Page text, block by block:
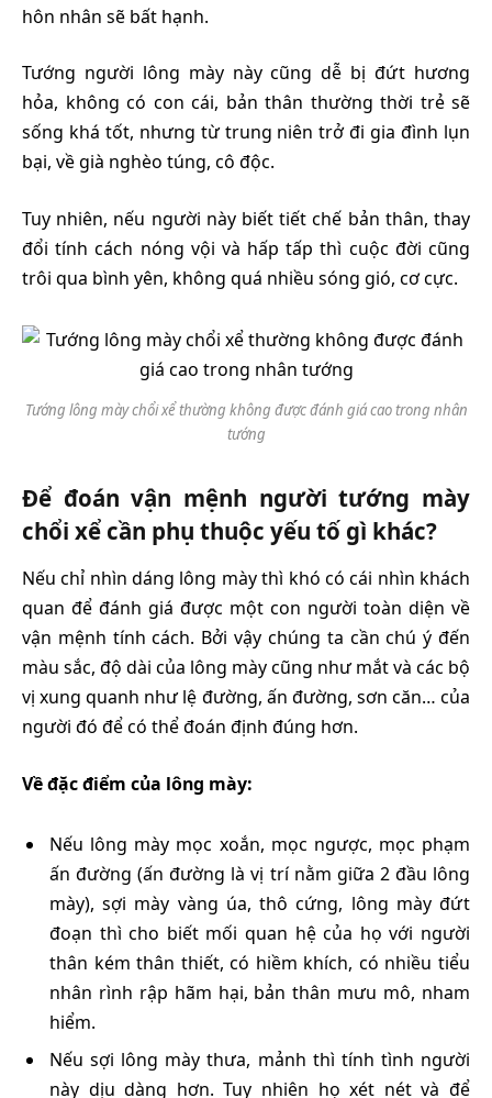
hôn nhân sẽ bất hạnh.
Tướng người lông mày này cũng dễ bị đứt hương
hỏa, không có con cái, bản thân thường thời trẻ sẽ
sống khá tốt, nhưng từ trung niên trở đi gia đình lụn
bại, về già nghèo túng, cô độc.
Tuy nhiên, nếu người này biết tiết chế bản thân, thay
đổi tính cách nóng vội và hấp tấp thì cuộc đời cũng
trôi qua bình yên, không quá nhiều sóng gió, cơ cực.
Tướng lông mày chổi xể thường không được đánh giá cao trong nhân
tướng
Để đoán vận mệnh người tướng mày
chổi xể cần phụ thuộc yếu tố gì khác?
Nếu chỉ nhìn dáng lông mày thì khó có cái nhìn khách
quan để đánh giá được một con người toàn diện về
vận mệnh tính cách. Bởi vậy chúng ta cần chú ý đến
màu sắc, độ dài của lông mày cũng như mắt và các bộ
vị xung quanh như lệ đường, ấn đường, sơn căn… của
người đó để có thể đoán định đúng hơn.
Về đặc điểm của lông mày:
Nếu lông mày mọc xoắn, mọc ngược, mọc phạm
ấn đường (ấn đường là vị trí nằm giữa 2 đầu lông
mày), sợi mày vàng úa, thô cứng, lông mày đứt
đoạn thì cho biết mối quan hệ của họ với người
thân kém thân thiết, có hiềm khích, có nhiều tiểu
nhân rình rập hãm hại, bản thân mưu mô, nham
hiểm.
Nếu sợi lông mày thưa, mảnh thì tính tình người
này dịu dàng hơn. Tuy nhiên họ xét nét và để